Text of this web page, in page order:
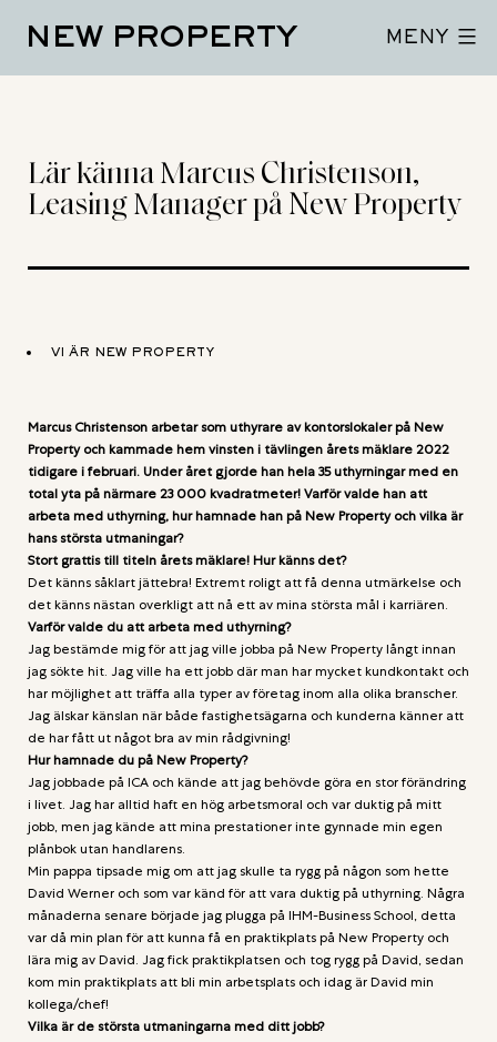
NEW PROPERTY MENY
Lär känna Marcus Christenson,
Leasing Manager på New Property
VI ÄR NEW PROPERTY
Marcus Christenson arbetar som uthyrare av kontorslokaler på New
Property och kammade hem vinsten i tävlingen årets mäklare 2022
tidigare i februari. Under året gjorde han hela 35 uthyrningar med en
total yta på närmare 23 000 kvadratmeter! Varför valde han att
arbeta med uthyrning, hur hamnade han på New Property och vilka är
hans största utmaningar?
Stort grattis till titeln årets mäklare! Hur känns det?
Det känns såklart jättebra! Extremt roligt att få denna utmärkelse och
det känns nästan overkligt att nå ett av mina största mål i karriären.
Varför valde du att arbeta med uthyrning?
Jag bestämde mig för att jag ville jobba på New Property långt innan
jag sökte hit. Jag ville ha ett jobb där man har mycket kundkontakt och
har möjlighet att träffa alla typer av företag inom alla olika branscher.
Jag älskar känslan när både fastighetsägarna och kunderna känner att
de har fått ut något bra av min rådgivning!
Hur hamnade du på New Property?
Jag jobbade på ICA och kände att jag behövde göra en stor förändring
i livet. Jag har alltid haft en hög arbetsmoral och var duktig på mitt
jobb, men jag kände att mina prestationer inte gynnade min egen
plånbok utan handlarens.
Min pappa tipsade mig om att jag skulle ta rygg på någon som hette
David Werner och som var känd för att vara duktig på uthyrning. Några
månaderna senare började jag plugga på IHM-Business School, detta
var då min plan för att kunna få en praktikplats på New Property och
lära mig av David. Jag fick praktikplatsen och tog rygg på David, sedan
kom min praktikplats att bli min arbetsplats och idag är David min
kollega/chef!
Vilka är de största utmaningarna med ditt jobb?